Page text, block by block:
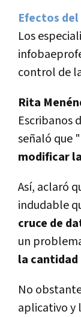
Efectos
Los
control de
Rita
Escribanos
señaló que
modificar
Así­, aclaró
indudable
cruce de
un
la cantidad
No
aplicativo y